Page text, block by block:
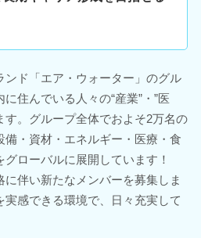
ンド「エア・ウォーター」のグル
住んでいる人々の“産業”・”医
す。グループ全体でおよそ2万名の
・資材・エネルギー・医療・食
ローバルに展開しています！
伴い新たなメンバーを募集しま
感できる環境で、日々充実して